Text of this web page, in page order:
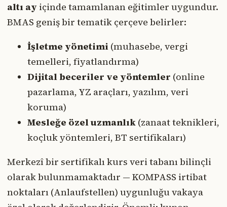
altı ay içinde tamamlanan eğitimler uygundur.
BMAS geniş bir tematik çerçeve belirler:
İşletme yönetimi (muhasebe, vergi
temelleri, fiyatlandırma)
Dijital beceriler ve yöntemler (online
pazarlama, YZ araçları, yazılım, veri
koruma)
Mesleğe özel uzmanlık (zanaat teknikleri,
koçluk yöntemleri, BT sertifikaları)
Merkezî bir sertifikalı kurs veri tabanı bilinçli
olarak bulunmamaktadır — KOMPASS irtibat
noktaları (Anlaufstellen) uygunluğu vakaya